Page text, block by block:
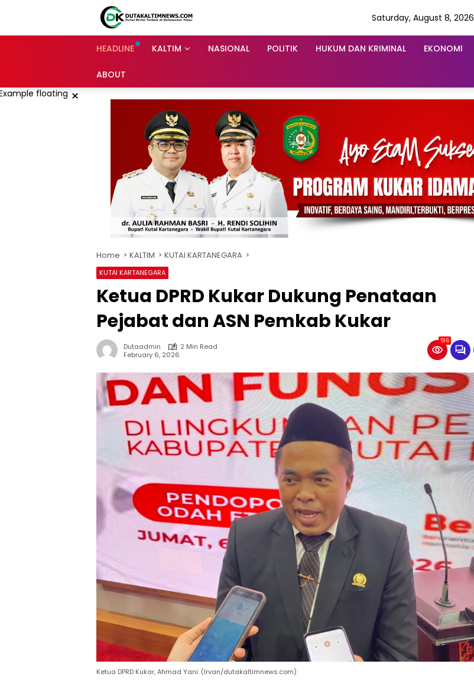
Saturday, August 8, 2026
HEADLINE KALTIM NASIONAL POLITIK HUKUM DAN KRIMINAL EKONOMI
ABOUT
×
Home KALTIM KUTAI KARTANEGARA
KUTAI KARTANEGARA
Ketua DPRD Kukar Dukung Penataan
Pejabat dan ASN Pemkab Kukar
Dutaadmin
2 Min Read
February 6, 2026
516
Ketua DPRD Kukar, Ahmad Yani. (Irvan/dutakaltimnews.com)